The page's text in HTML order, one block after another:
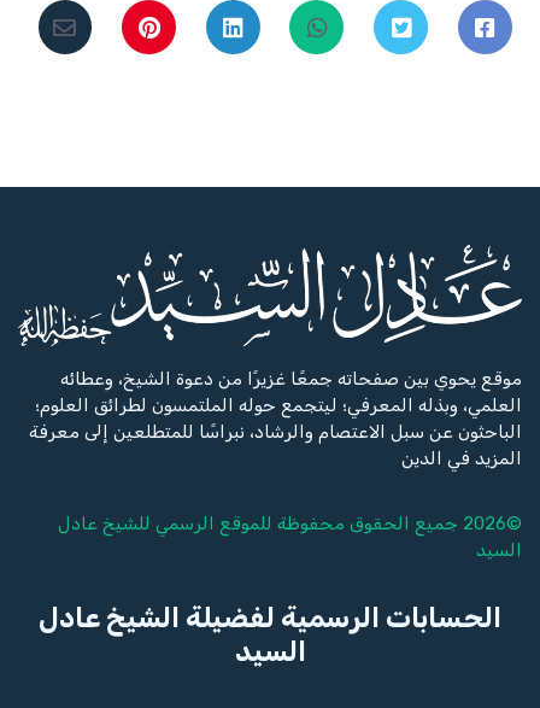
موقع يحوي بين صفحاته جمعًا غزيرًا من دعوة الشيخ، وعطائه
العلمي، وبذله المعرفي؛ ليتجمع حوله الملتمسون لطرائق العلوم؛
الباحثون عن سبل الاعتصام والرشاد، نبراسًا للمتطلعين إلى معرفة
المزيد في الدين
©2026 جميع الحقوق محفوظة للموقع الرسمي للشيخ
عادل
السيد
الحسابات الرسمية لفضيلة الشيخ عادل
السيد